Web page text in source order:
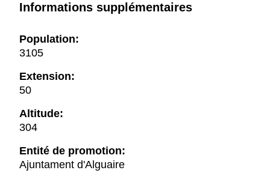
Informations supplémentaires
Population:
3105
Extension:
50
Altitude:
304
Entité de promotion:
Ajuntament d'Alguaire